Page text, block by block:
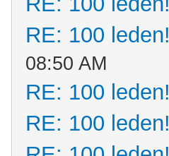
RE: 100 leden!
08:50 AM
RE: 100 leden!
RE: 100 leden!